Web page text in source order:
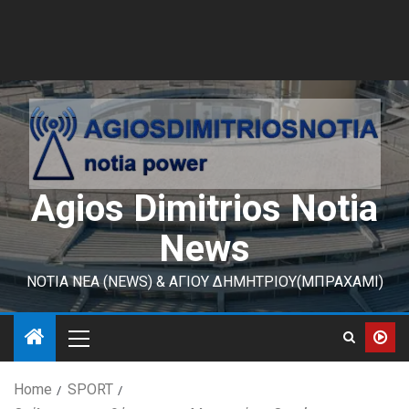
Agios Dimitrios Notia
News
ΝΟΤΙΑ ΝΕΑ (NEWS) & ΑΓΙΟΥ ΔΗΜΗΤΡΙΟΥ(ΜΠΡΑΧΑΜΙ)
Home
SPORT